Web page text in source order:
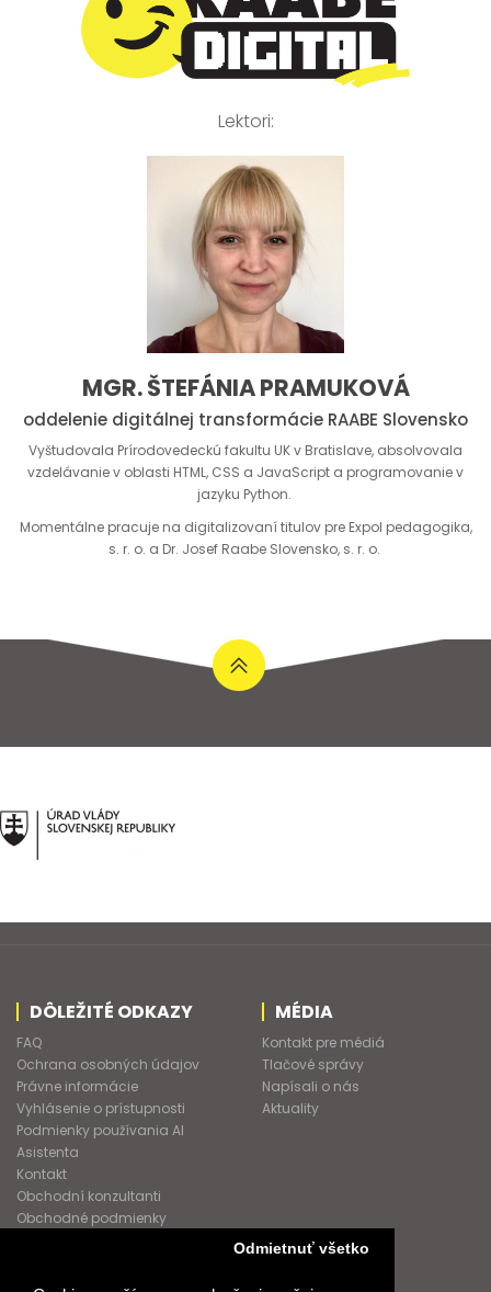
Odmietnuť všetko
Lektori:
MGR. ŠTEFÁNIA PRAMUKOVÁ
oddelenie digitálnej transformácie RAABE Slovensko
Vyštudovala Prírodovedeckú fakultu UK v Bratislave, absolvovala
vzdelávanie v oblasti HTML, CSS a JavaScript a programovanie v
jazyku Python.
Momentálne pracuje na digitalizovaní titulov pre Expol pedagogika,
s. r. o. a Dr. Josef Raabe Slovensko, s. r. o.
DÔLEŽITÉ ODKAZY
FAQ
Ochrana osobných údajov
Právne informácie
Vyhlásenie o prístupnosti
Podmienky používania AI
Asistenta
Kontakt
Obchodní konzultanti
Obchodné podmienky
MÉDIA
Kontakt pre médiá
Tlačové správy
Napísali o nás
Aktuality